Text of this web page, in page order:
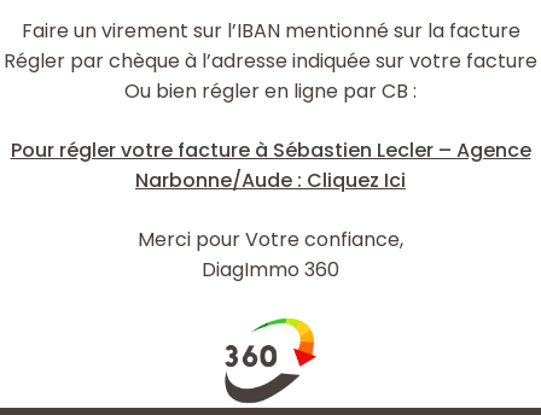
Faire un virement sur l’IBAN mentionné sur la facture
Régler par chèque à l’adresse indiquée sur votre facture
Ou bien régler en ligne par CB :
Pour régler votre facture à Sébastien Lecler – Agence
Narbonne/Aude : Cliquez Ici
Merci pour Votre confiance,
DiagImmo 360